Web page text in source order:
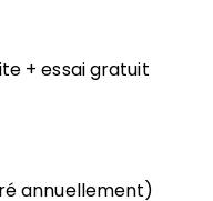
+ essai gratuit
annuellement)